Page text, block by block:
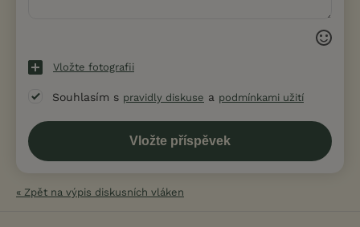
Vložte fotografii
Souhlasím s pravidly diskuse a podmínkami užití
« Zpět na výpis diskusních vláken